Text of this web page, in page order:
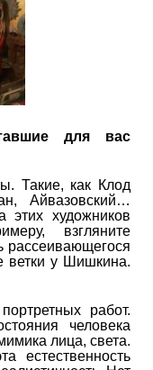
для вас
Такие, как Клод
Айвазовский…
этих художников
взгляните
рассеивающегося
ветки у Шишкина.
работ.
человека
лица, света.
естественность